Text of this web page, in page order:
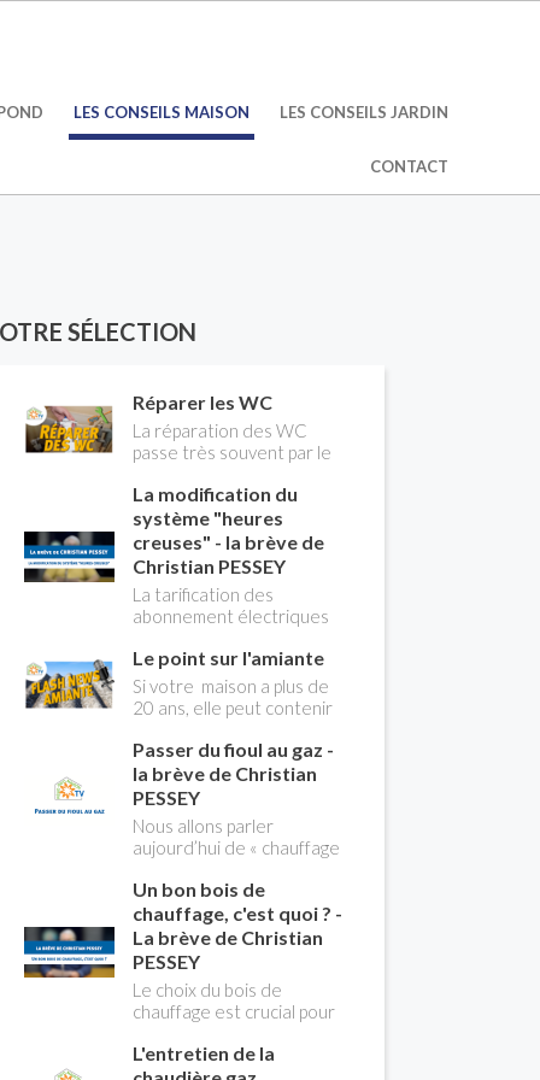
LES CONSEILS MAISON LES CONSEILS JARDIN
CONTACT
SÉLECTION
Réparer les WC
La réparation des WC
passe très souvent par le
flotteur. Tuto pour tout
vous expliquer
La modification du
système "heures
creuses" - la brève de
Christian PESSEY
La tarification des
abonnement électriques
longtemps deux
possibilités : heures
pleines, heures creuses.
Aujourd'hui Christian
PESSEY vous explique tout
ce qu'il faut savoir sur la
nouvelle modification du
système "heures creuses"
qui concerne près de 15
millions de Français !
Le point sur l'amiante
Si votre maison a plus de
20 ans, elle peut contenir
contenant de l'amiante) !
Pas de panique, on fait le
point dans notre flash
news n°3 spéciale
Amiante et ses dangers
avec Christian Pessey
Passer du fioul au gaz -
la brève de Christian
PESSEY
Nous allons parler
aujourd’hui de « chauffage
du changement d’énergie.
Nous allons aborder
l’abandon du fioul au profit
du gaz.
Un bon bois de
chauffage, c'est quoi ? -
La brève de Christian
PESSEY
Le choix du bois de
chauffage est crucial pour
rendement énergétique
L'entretien de la